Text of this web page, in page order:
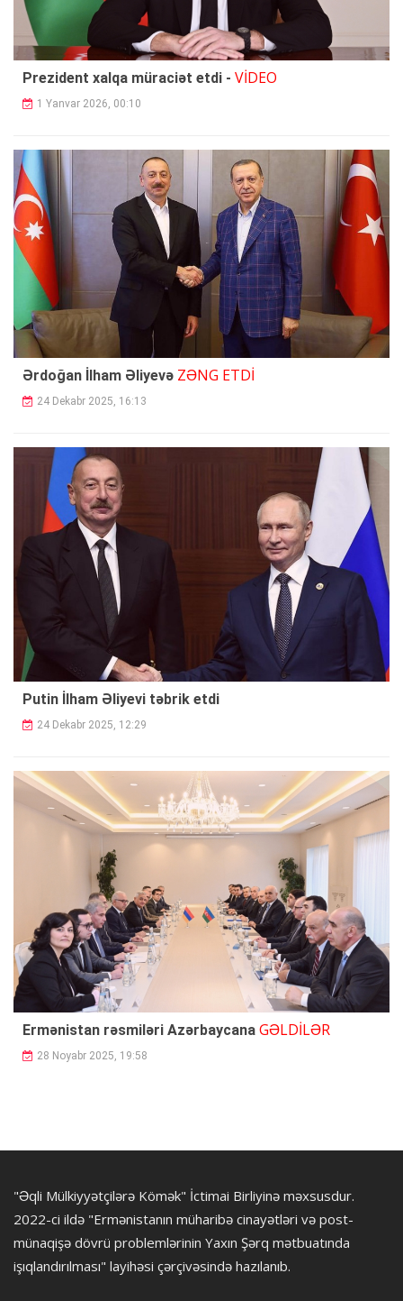
Prezident xalqa müraciət etdi - VİDEO
1 Yanvar 2026, 00:10
Ərdoğan İlham Əliyevə ZƏNG ETDİ
24 Dekabr 2025, 16:13
Putin İlham Əliyevi təbrik etdi
24 Dekabr 2025, 12:29
Ermənistan rəsmiləri Azərbaycana GƏLDİLƏR
28 Noyabr 2025, 19:58
"Əqli Mülkiyyətçilərə Kömək" İctimai Birliyinə məxsusdur.
2022-ci ildə "Ermənistanın müharibə cinayətləri və post-
münaqişə dövrü problemlərinin Yaxın Şərq mətbuatında
işıqlandırılması" layihəsi çərçivəsində hazılanıb.